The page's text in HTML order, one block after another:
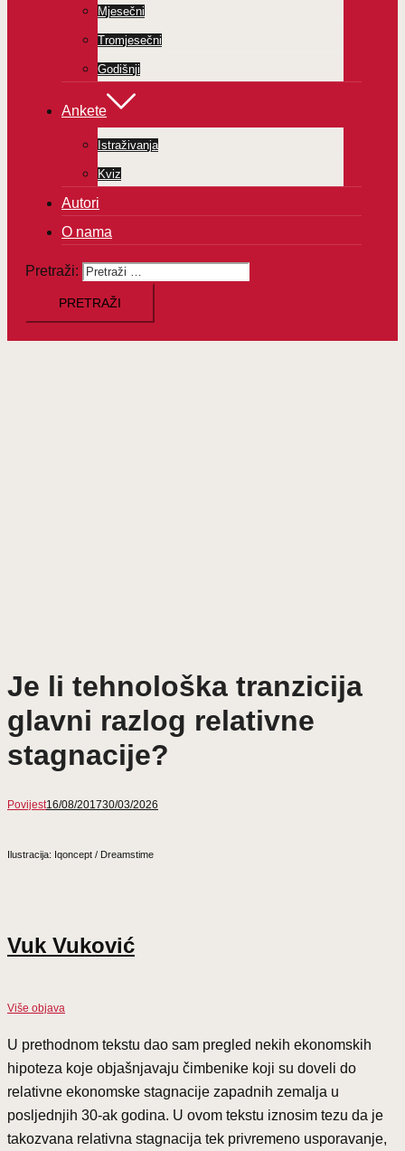
Mjesečni
Tromjesečni
Godišnji
Ankete
Istraživanja
Kviz
Autori
O nama
Pretraži:
Je li tehnološka tranzicija
glavni razlog relativne
stagnacije?
Povijest16/08/201730/03/2026
Ilustracija: Iqoncept / Dreamstime
Vuk Vuković
Više objava
U prethodnom tekstu dao sam pregled nekih ekonomskih
hipoteza koje objašnjavaju čimbenike koji su doveli do
relativne ekonomske stagnacije zapadnih zemalja u
posljednjih 30-ak godina. U ovom tekstu iznosim tezu da je
takozvana relativna stagnacija tek privremeno usporavanje,